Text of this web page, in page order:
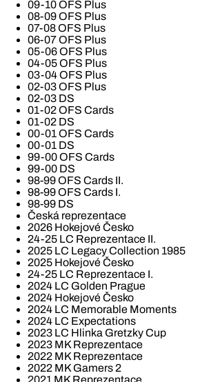
09-10 OFS Plus
08-09 OFS Plus
07-08 OFS Plus
06-07 OFS Plus
05-06 OFS Plus
04-05 OFS Plus
03-04 OFS Plus
02-03 OFS Plus
02-03 DS
01-02 OFS Cards
01-02 DS
00-01 OFS Cards
00-01 DS
99-00 OFS Cards
99-00 DS
98-99 OFS Cards II.
98-99 OFS Cards I.
98-99 DS
Česká reprezentace
2026 Hokejové Česko
24-25 LC Reprezentace II.
2025 LC Legacy Collection 1985
2025 Hokejové Česko
24-25 LC Reprezentace I.
2024 LC Golden Prague
2024 Hokejové Česko
2024 LC Memorable Moments
2024 LC Expectations
2023 LC Hlinka Gretzky Cup
2023 MK Reprezentace
2022 MK Reprezentace
2022 MK Gamers 2
2021 MK Reprezentace